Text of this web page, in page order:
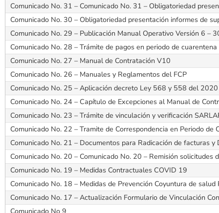
Comunicado No. 31 – Comunicado No. 31 – Obligatoriedad
Comunicado No. 30 – Obligatoriedad presentación informes de
Comunicado No. 29 – Publicación Manual Operativo Versión 6 –
Comunicado No. 28 – Trámite de pagos en periodo de cuarentena
Comunicado No. 27 – Manual de Contratación V10
Comunicado No. 26 – Manuales y Reglamentos del FCP
Comunicado No. 25 – Aplicación decreto Ley 568 y 558 del
Comunicado No. 24 – Capítulo de Excepciones al Manual de
Comunicado No. 23 – Trámite de vinculación y verificación
Comunicado No. 22 – Tramite de Correspondencia en Periodo de
Comunicado No. 21 – Documentos para Radicación de facturas y
Comunicado No. 20 – Comunicado No. 20 – Remisión solicitudes
Comunicado No. 19 – Medidas Contractuales COVID 19
Comunicado No. 18 – Medidas de Prevención Coyuntura de
Comunicado No. 17 – Actualización Formulario de Vinculación
Comunicado No 9